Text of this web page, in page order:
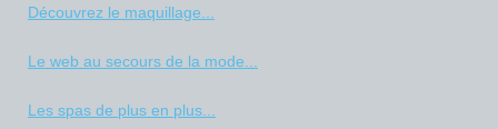
Découvrez le maquillage...
Le web au secours de la mode...
Les spas de plus en plus...